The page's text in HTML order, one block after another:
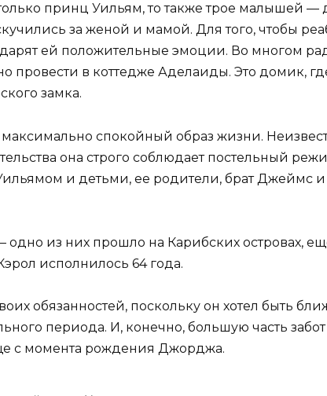
принц Уильям, то также трое малышей —
за женой и мамой. Для того, чтобы
ей положительные эмоции. Во многом
в коттедже Аделаиды. Это домик,
замка.
спокойный образ жизни.
она строго соблюдает постельный
и детьми, ее родители, брат Джеймс и
из них прошло на Карибских островах,
исполнилось 64 года.
обязанностей, поскольку он хотел быть
периода. И, конечно, большую часть забот
с момента рождения Джорджа.